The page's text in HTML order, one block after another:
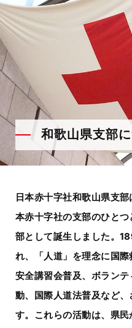
和歌山県支部
日本赤十字社和歌山県支
本赤十字社の支部のひと
部として誕生しました。
れ、「人道」を理念に国際
安全講習会普及、ボラン
動、国際人道法普及など
す。 これらの活動は、県